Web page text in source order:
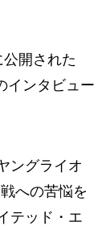
開された
インタビュー
ングライオ
への苦悩を
テッド・エ